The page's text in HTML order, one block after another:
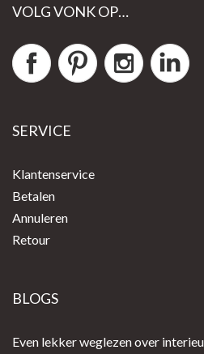
VOLG VONK OP…
SERVICE
Klantenservice
Betalen
Annuleren
Retour
BLOGS
Even lekker weglezen over